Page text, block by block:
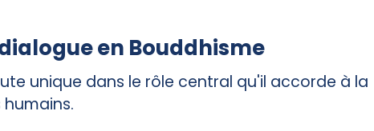
en Bouddhisme
unique dans le rôle central qu'il accorde à la